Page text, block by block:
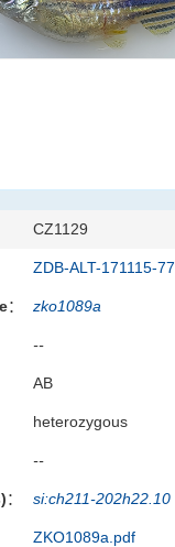
CZ1129
ZDB-ALT-171115-77
zko1089a
--
AB
heterozygous
--
si:ch211-202h22.10
ZKO1089a.pdf